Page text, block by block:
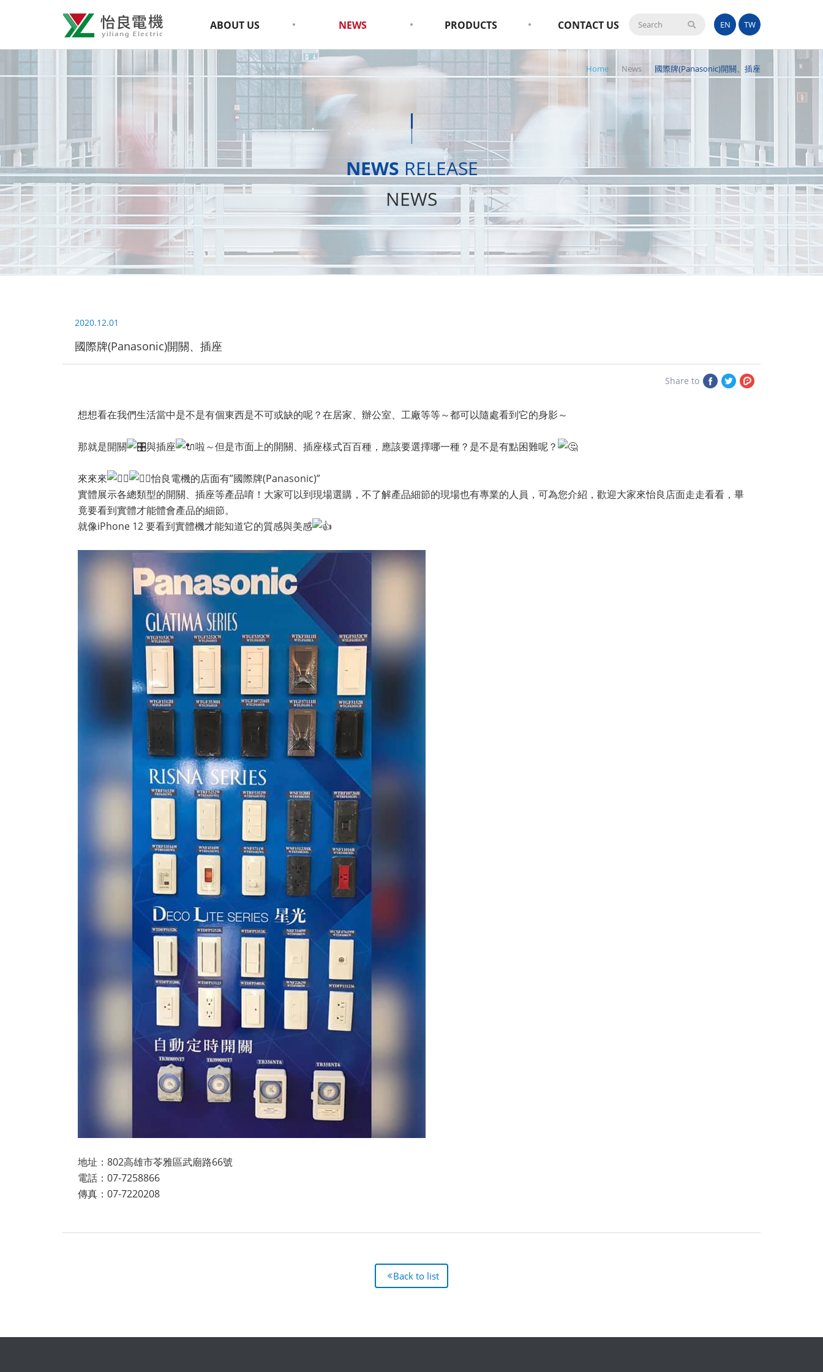
怡
良
電
有
限
公
司
EN TW
Search
站
覽
選
ABOUT US NEWS PRODUCTS CONTACT US
NEWS RELEASE
NEWS
Home News 國際牌(Panasonic)開關、插座
國際牌(Panasonic)開關、插座
2020.12.01
Share to
ShareShareShare
想想看在我們生活當中是不是有個東西是不可或缺的呢？在居家、辦公室、工廠等等～都可以隨處看到它的身影～
那就是開關 與插座 啦～但是市面上的開關、插座樣式百百種，應該要選擇哪一種？是不是有點困難呢？
來來來
怡良電機的店面有”國際牌(Panasonic)”
實體展示各總類型的開關、插座等產品唷！大家可以到現場選購，不了解產品細節的現場也有專業的人員，可為您介紹，歡迎大家來怡良店面走走看看，畢
竟要看到實體才能體會產品的細節。
就像iPhone 12 要看到實體機才能知道它的質感與美感
地址：802高雄市苓雅區武廟路66號
電話：07-7258866
傳真：07-7220208
Back to list